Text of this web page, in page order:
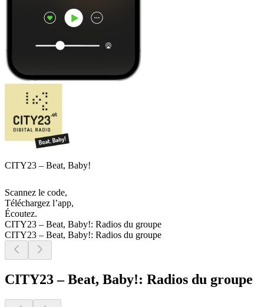
CITY23 – Beat, Baby!
Scannez le code,
Téléchargez l’app,
Écoutez.
CITY23 – Beat, Baby!: Radios du groupe
CITY23 – Beat, Baby!: Radios du groupe
CITY23 – Beat, Baby!: Radios du groupe